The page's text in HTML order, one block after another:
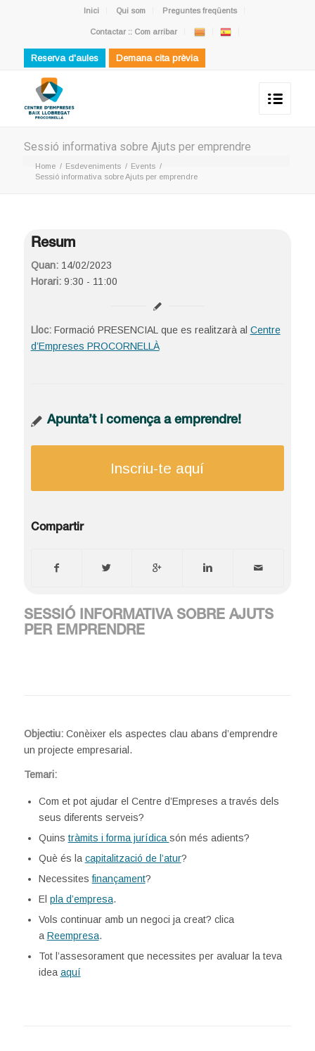
Inici Qui som Preguntes freqüents
Contactar :: Com arribar
Reserva d'aules Demana cita prèvia
Sessió informativa sobre Ajuts per emprendre
Home / Esdeveniments / Events /
Sessió informativa sobre Ajuts per emprendre
Resum
Quan:14/02/2023
Horari:9:30 - 11:00
Lloc:Formació PRESENCIAL que es realitzarà al Centre
d’Empreses PROCORNELLÀ
Apunta’t i comença a emprendre!
Inscriu-te aquí
Compartir
SESSIÓ INFORMATIVA SOBRE AJUTS
PER EMPRENDRE
Objectiu: Conèixer els aspectes clau abans d’emprendre
un projecte empresarial.
Temari:
Com et pot ajudar el Centre d’Empreses a través dels
seus diferents serveis?
Quins tràmits i forma jurídica són més adients?
Què és la capitalització de l’atur?
Necessitesfinançament?
El pla d’empresa.
Vols continuar amb un negoci ja creat? clica
a Reempresa.
Tot l’assesorament que necessites per avaluar la teva
idea aquí